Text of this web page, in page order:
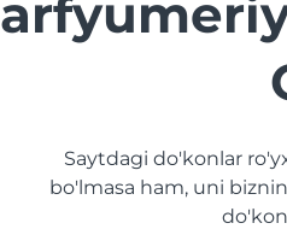
Saytdagi do'konlar
bo'lmasa ham, uni